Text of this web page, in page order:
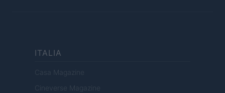
ITALIA
Casa Magazine
Cineverse Magazine